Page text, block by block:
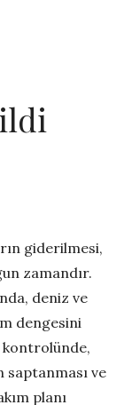
giderilmesi,
zamandır.
deniz ve
dengesini
saptanması ve
planı